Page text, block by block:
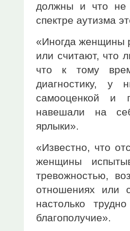
должны и что не
спектре аутизма
«Иногда женщины
или считают, что
что к тому
диагностику, у
самооценкой и
навешали на
ярлыки».
«Известно, что
женщины
тревожностью,
отношениях или
настолько
благополучие».